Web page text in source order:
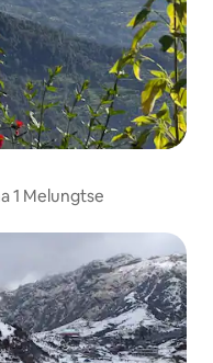
1 Melungtse